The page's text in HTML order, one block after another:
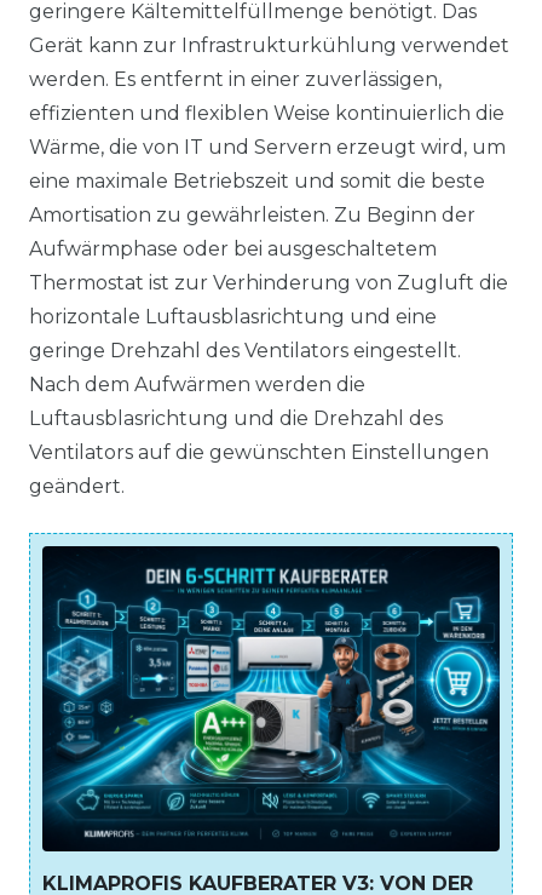
geringere Kältemittelfüllmenge benötigt. Das
Gerät kann zur Infrastrukturkühlung verwendet
werden. Es entfernt in einer zuverlässigen,
effizienten und flexiblen Weise kontinuierlich die
Wärme, die von IT und Servern erzeugt wird, um
eine maximale Betriebszeit und somit die beste
Amortisation zu gewährleisten. Zu Beginn der
Aufwärmphase oder bei ausgeschaltetem
Thermostat ist zur Verhinderung von Zugluft die
horizontale Luftausblasrichtung und eine
geringe Drehzahl des Ventilators eingestellt.
Nach dem Aufwärmen werden die
Luftausblasrichtung und die Drehzahl des
Ventilators auf die gewünschten Einstellungen
geändert.
KLIMAPROFIS KAUFBERATER V3: VON DER